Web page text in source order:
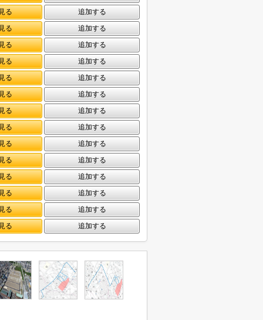
る
追加する
る
追加する
る
追加する
る
追加する
る
追加する
る
追加する
る
追加する
る
追加する
る
追加する
る
追加する
る
追加する
る
追加する
る
追加する
る
追加する